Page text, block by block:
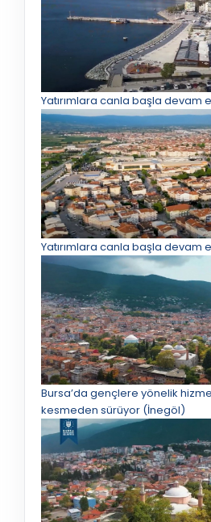
Yatırımlara canla başla devam
Yatırımlara canla başla devam
Bursa’da gençlere yönelik
kesmeden sürüyor (İnegöl)